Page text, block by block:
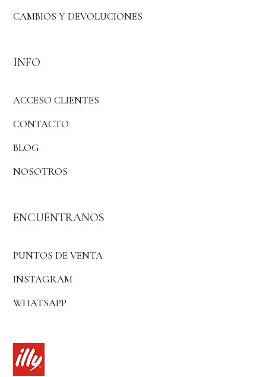
CAMBIOS Y DEVOLUCIONES
INFO
ACCESO CLIENTES
CONTACTO
BLOG
NOSOTROS
ENCUÉNTRANOS
PUNTOS DE VENTA
INSTAGRAM
WHATSAPP